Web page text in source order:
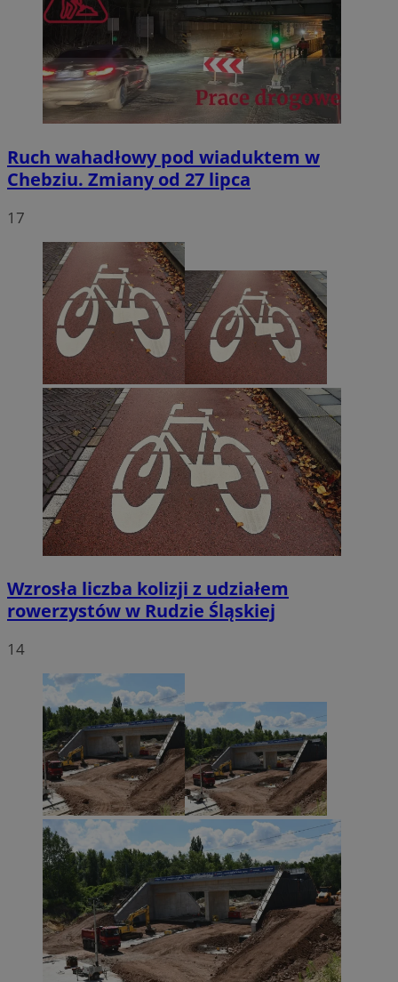
Ruch wahadłowy pod wiaduktem w
Chebziu. Zmiany od 27 lipca
17
Wzrosła liczba kolizji z udziałem
rowerzystów w Rudzie Śląskiej
14